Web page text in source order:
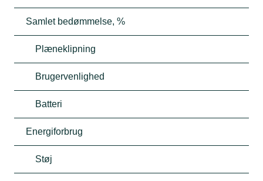
Samlet bedømmelse, %
Plæneklipning
Brugervenlighed
Batteri
Energiforbrug
Støj